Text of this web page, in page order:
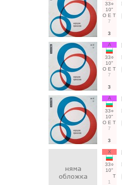
33○
10"
О Е Т
7
3
А
33○
10"
О Е Т
7
3
А
33○
10"
О Е Т
7
3
Х
33○
10"
Т
1